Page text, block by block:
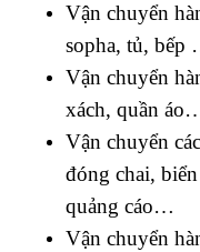
Vận chuyển
sopha, tủ, bếp
Vận chuyển
xách, quần
Vận chuyển
đóng chai,
quảng cáo…
Vận chuyển